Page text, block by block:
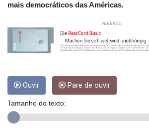
mais democráticos das Américas.
Anúncio
Ouvir Pare de ouvir
Tamanho do texto: